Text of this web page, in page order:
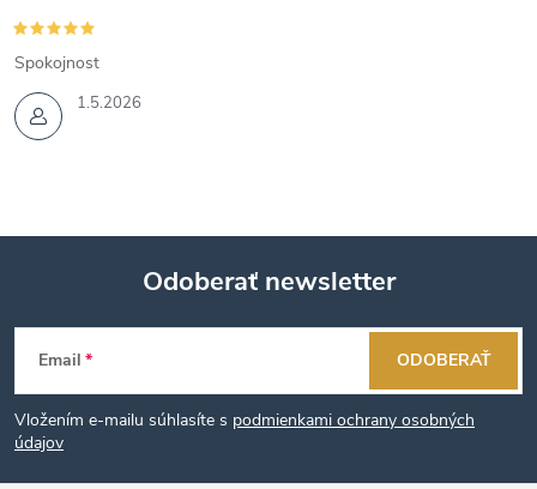
1.5.2026
Spokojnost
Z
á
p
Odoberať newsletter
Email
Vložením e-mailu súhlasíte s podmienkami ochrany osobných
údajov
ODOBERAŤ